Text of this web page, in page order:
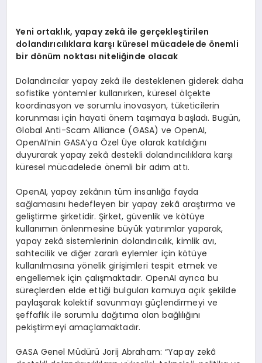
Yeni ortaklık, yapay zekâ ile gerçekleştirilen
dolandırıcılıklara karşı küresel mücadelede önemli
bir dönüm noktası niteliğinde olacak
Dolandırıcılar yapay zekâ ile desteklenen giderek daha
sofistike yöntemler kullanırken, küresel ölçekte
koordinasyon ve sorumlu inovasyon, tüketicilerin
korunması için hayati önem taşımaya başladı. Bugün,
Global Anti-Scam Alliance (GASA) ve OpenAI,
OpenAI’nin GASA’ya Özel Üye olarak katıldığını
duyurarak yapay zekâ destekli dolandırıcılıklara karşı
küresel mücadelede önemli bir adım attı.
OpenAI, yapay zekânın tüm insanlığa fayda
sağlamasını hedefleyen bir yapay zekâ araştırma ve
geliştirme şirketidir. Şirket, güvenlik ve kötüye
kullanımın önlenmesine büyük yatırımlar yaparak,
yapay zekâ sistemlerinin dolandırıcılık, kimlik avı,
sahtecilik ve diğer zararlı eylemler için kötüye
kullanılmasına yönelik girişimleri tespit etmek ve
engellemek için çalışmaktadır. OpenAI ayrıca bu
süreçlerden elde ettiği bulguları kamuya açık şekilde
paylaşarak kolektif savunmayı güçlendirmeyi ve
şeffaflık ile sorumlu dağıtıma olan bağlılığını
pekiştirmeyi amaçlamaktadır.
GASA Genel Müdürü Jorij Abraham: “Yapay zekâ